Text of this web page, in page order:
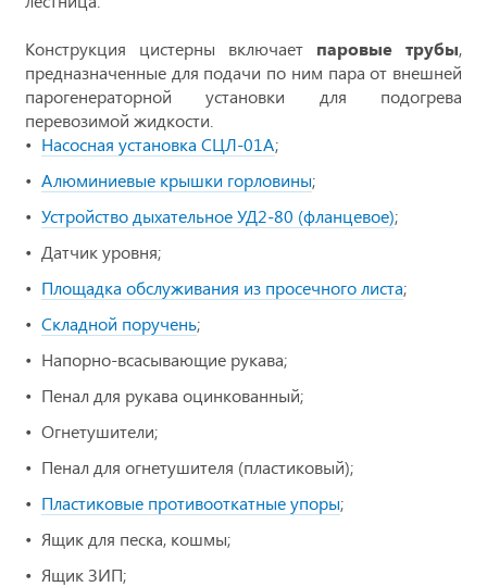
Конструкция цистерны включает паровые трубы,
предназначенные для подачи по ним пара от внешней
парогенераторной установки для подогрева
перевозимой жидкости.
Насосная установка СЦЛ-01А;
Алюминиевые крышки горловины;
Устройство дыхательное УД2-80 (фланцевое);
Датчик уровня;
Площадка обслуживания из просечного листа;
Складной поручень;
Напорно-всасывающие рукава;
Пенал для рукава оцинкованный;
Огнетушители;
Пенал для огнетушителя (пластиковый);
Пластиковые противооткатные упоры;
Ящик для песка, кошмы;
Ящик ЗИП;